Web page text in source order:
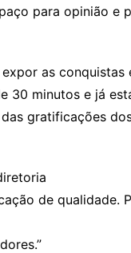
para opinião e
as conquistas
30 minutos e já
gratificações
de qualidade.